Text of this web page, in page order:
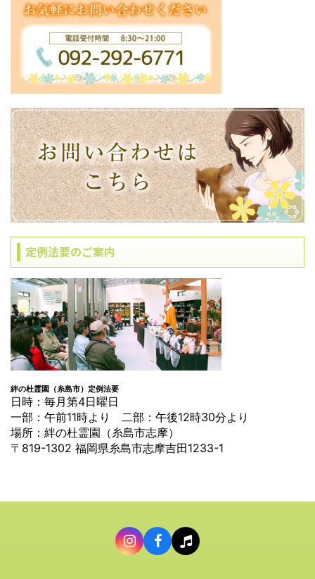
定例法要のご案内
絆の杜霊園（糸島市）定例法要
日時：毎月第4日曜日
一部：午前11時より 二部：午後12時30分より
場所：絆の杜霊園（糸島市志摩）
〒819-1302 福岡県糸島市志摩吉田1233-1